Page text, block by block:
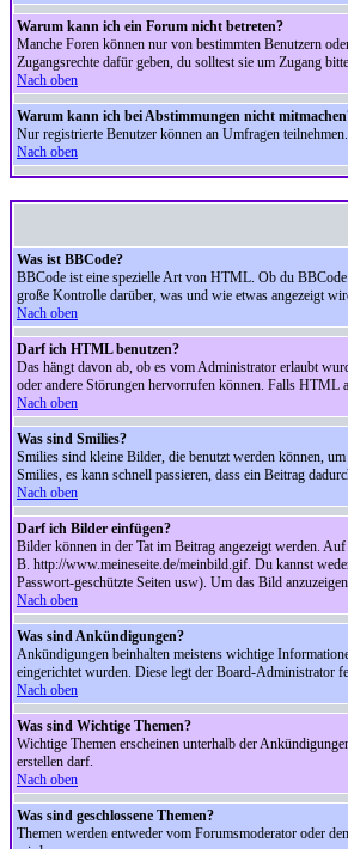
Warum kann ich ein Forum nicht betreten?
Manche Foren können nur von bestimmten Benutzern
Zugangsrechte dafür geben, du solltest sie um Zugang
Nach oben
Warum kann ich bei Abstimmungen nicht
Nur registrierte Benutzer können an Umfragen
Nach oben
Was ist BBCode?
BBCode ist eine spezielle Art von HTML. Ob du
große Kontrolle darüber, was und wie etwas angezeigt
Nach oben
Darf ich HTML benutzen?
Das hängt davon ab, ob es vom Administrator erlaubt
oder andere Störungen hervorrufen können. Falls HTML
Nach oben
Was sind Smilies?
Smilies sind kleine Bilder, die benutzt werden können,
Smilies, es kann schnell passieren, dass ein Beitrag
Nach oben
Darf ich Bilder einfügen?
Bilder können in der Tat im Beitrag angezeigt werden.
B. http://www.meineseite.de/meinbild.gif. Du kannst
Passwort-geschützte Seiten usw). Um das Bild
Nach oben
Was sind Ankündigungen?
Ankündigungen beinhalten meistens wichtige
eingerichtet wurden. Diese legt der Board-Administrator
Nach oben
Was sind Wichtige Themen?
Wichtige Themen erscheinen unterhalb der
erstellen darf.
Nach oben
Was sind geschlossene Themen?
Themen werden entweder vom Forumsmoderator oder